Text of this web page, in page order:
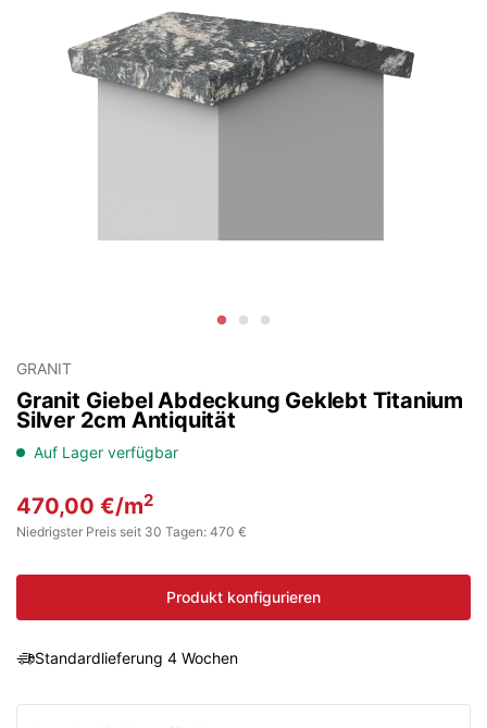
GRANIT
Granit Giebel Abdeckung Geklebt Titanium
Silver 2cm Antiquität
Auf Lager verfügbar
470,00 €/m2
Niedrigster Preis seit 30 Tagen: 470 €
Produkt konfigurieren
Standardlieferung 4 Wochen